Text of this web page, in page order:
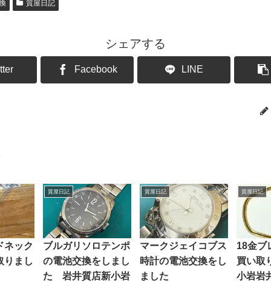
質屋日記
シェアする
Facebook LINE
ネック
りまし
質屋日記
ブルガリソロテンポ
の電池交換をしまし
た 岩井質店新小岩
質屋日記
マークジェイコブス
時計の電池交換をし
ました
質屋日記
18金ブ
買い取
小岩岩